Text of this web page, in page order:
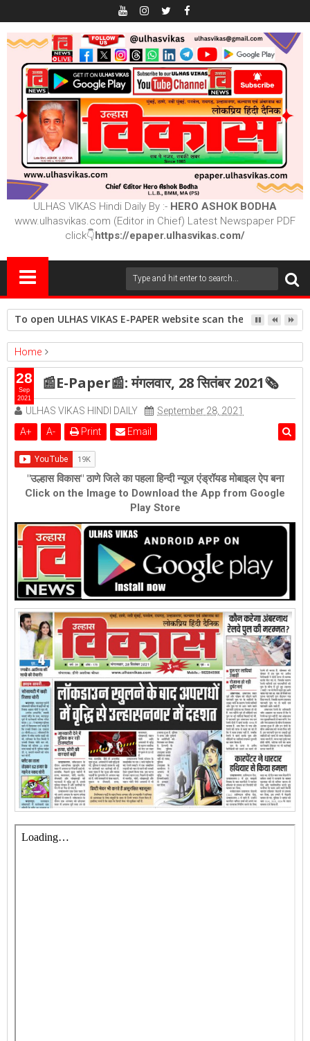
ULHAS VIKAS Hindi Daily By :- HERO ASHOK BODHA
www.ulhasvikas.com (Editor in Chief) Latest Newspaper PDF
click👇https://epaper.ulhasvikas.com/
To open ULHAS VIKAS E-PAPER website scan the QR
Home
epaper
Featured 📰E-Paper📰: मंगलवार, 28 सितंबर 2021🗞
📰E-Paper📰: मंगलवार, 28 सितंबर 2021🗞
ULHAS VIKAS HINDI DAILY
September 28, 2021
A+ A- Print Email
"उल्हास विकास" ठाणे जिले का पहला हिन्दी न्यूज एंड्रॉयड मोबाइल ऐप बना
Click on the Image to Download the App from Google
Play Store
28
Sep
2021